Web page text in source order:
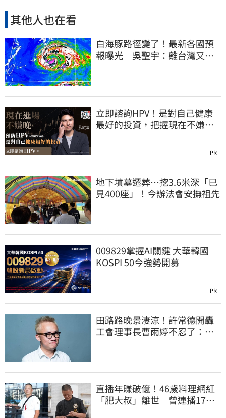
其他人也在看
白海豚路徑變了！最新各國預
報曝光 吳聖宇：離台灣又更
立即諮詢HPV！是對自己健康
最好的投資，把握現在不嫌
PR
地下墳墓遷葬…挖3.6米深「已
見400座」！今辦法會安撫祖先
009829掌握AI關鍵 大華韓國
KOSPI 50今強勢開募
PR
田路路晚景淒涼！許常德開轟
工會理事長曹雨婷不忍了：別
直播年賺破億！46歲料理網紅
「肥大叔」離世 曾連播17小